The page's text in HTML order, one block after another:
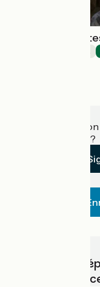
Chambres
Une
établissement ?
Choisissez,
vélo avec